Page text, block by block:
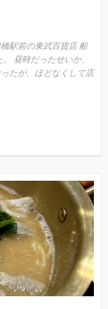
駅前の東武百貨店 船
昼時だったせいか、
たが、ほどなくして店